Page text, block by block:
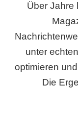
Über Jahre
unter
optimieren
Die